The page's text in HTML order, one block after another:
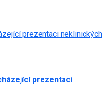
prezentaci neklinických
prezentaci